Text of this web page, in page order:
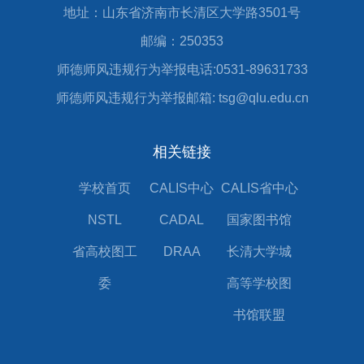
地址：山东省济南市长清区大学路3501号
邮编：250353
师德师风违规行为举报电话:0531-89631733
师德师风违规行为举报邮箱: tsg@qlu.edu.cn
相关链接
学校首页 CALIS中心 CALIS省中心
NSTL CADAL 国家图书馆
省高校图工
委
DRAA 长清大学城
高等学校图
书馆联盟